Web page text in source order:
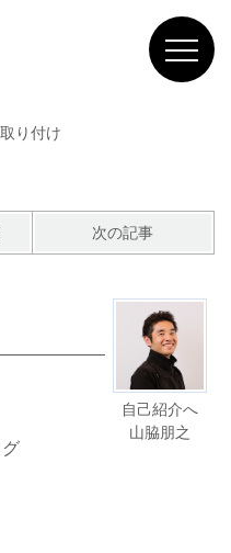
り付け
次の記事
自己紹介へ
山脇朋之